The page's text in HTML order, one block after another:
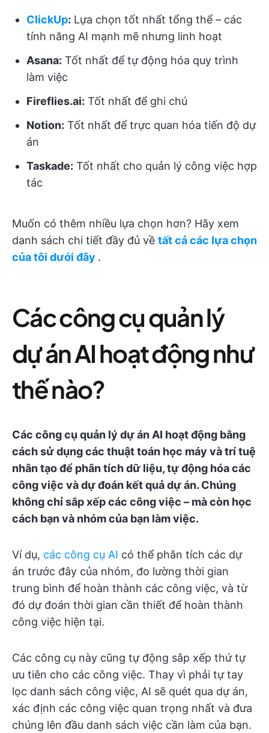
ClickUp: Lựa chọn tốt nhất tổng thể – các
tính năng AI mạnh mẽ nhưng linh hoạt
Asana: Tốt nhất để tự động hóa quy trình
làm việc
Fireflies.ai: Tốt nhất để ghi chú
Notion: Tốt nhất để trực quan hóa tiến độ dự
án
Taskade: Tốt nhất cho quản lý công việc hợp
tác
Muốn có thêm nhiều lựa chọn hơn? Hãy xem
danh sách chi tiết đầy đủ về tất cả các lựa chọn
của tôi dưới đây .
Các công cụ quản lý
dự án AI hoạt động như
thế nào?
Các công cụ quản lý dự án AI hoạt động bằng
cách sử dụng các thuật toán học máy và trí tuệ
nhân tạo để phân tích dữ liệu, tự động hóa các
công việc và dự đoán kết quả dự án. Chúng
không chỉ sắp xếp các công việc – mà còn học
cách bạn và nhóm của bạn làm việc.
Ví dụ, các công cụ AI có thể phân tích các dự
án trước đây của nhóm, đo lường thời gian
trung bình để hoàn thành các công việc, và từ
đó dự đoán thời gian cần thiết để hoàn thành
công việc hiện tại.
Các công cụ này cũng tự động sắp xếp thứ tự
ưu tiên cho các công việc. Thay vì phải tự tay
lọc danh sách công việc, AI sẽ quét qua dự án,
xác định các công việc quan trọng nhất và đưa
chúng lên đầu danh sách việc cần làm của bạn.